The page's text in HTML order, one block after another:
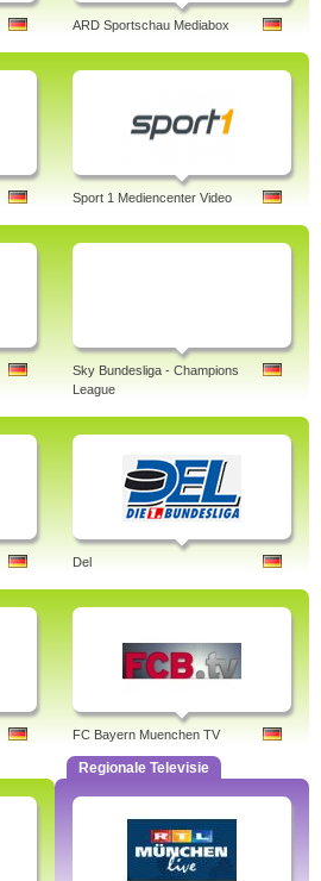
ARD Sportschau Mediabox
Sport 1 Mediencenter Video
Sky Bundesliga - Champions
League
Del
FC Bayern Muenchen TV
Regionale Televisie